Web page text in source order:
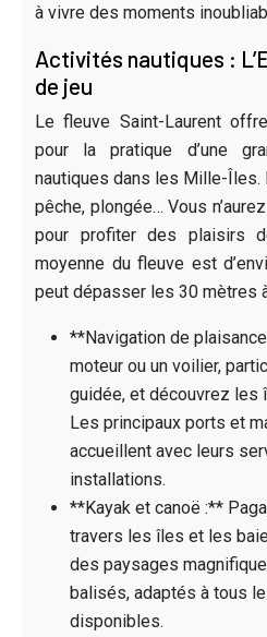
à vivre des moments
Activités nautiques :
de jeu
Le fleuve Saint-Laurent
pour la pratique d’une
nautiques dans les Mille-Îles.
pêche, plongée… Vous
pour profiter des plaisirs
moyenne du fleuve est
peut dépasser les 30 mètres
**Navigation de
moteur ou un voilier,
guidée, et découvrez les
Les principaux ports et
accueillent avec leurs
installations.
**Kayak et canoë :**
travers les îles et les
des paysages
balisés, adaptés à tous
disponibles.